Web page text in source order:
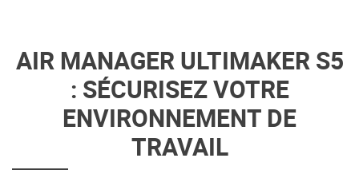
AIR MANAGER ULTIMAKER S5
: SÉCURISEZ VOTRE
ENVIRONNEMENT DE
TRAVAIL